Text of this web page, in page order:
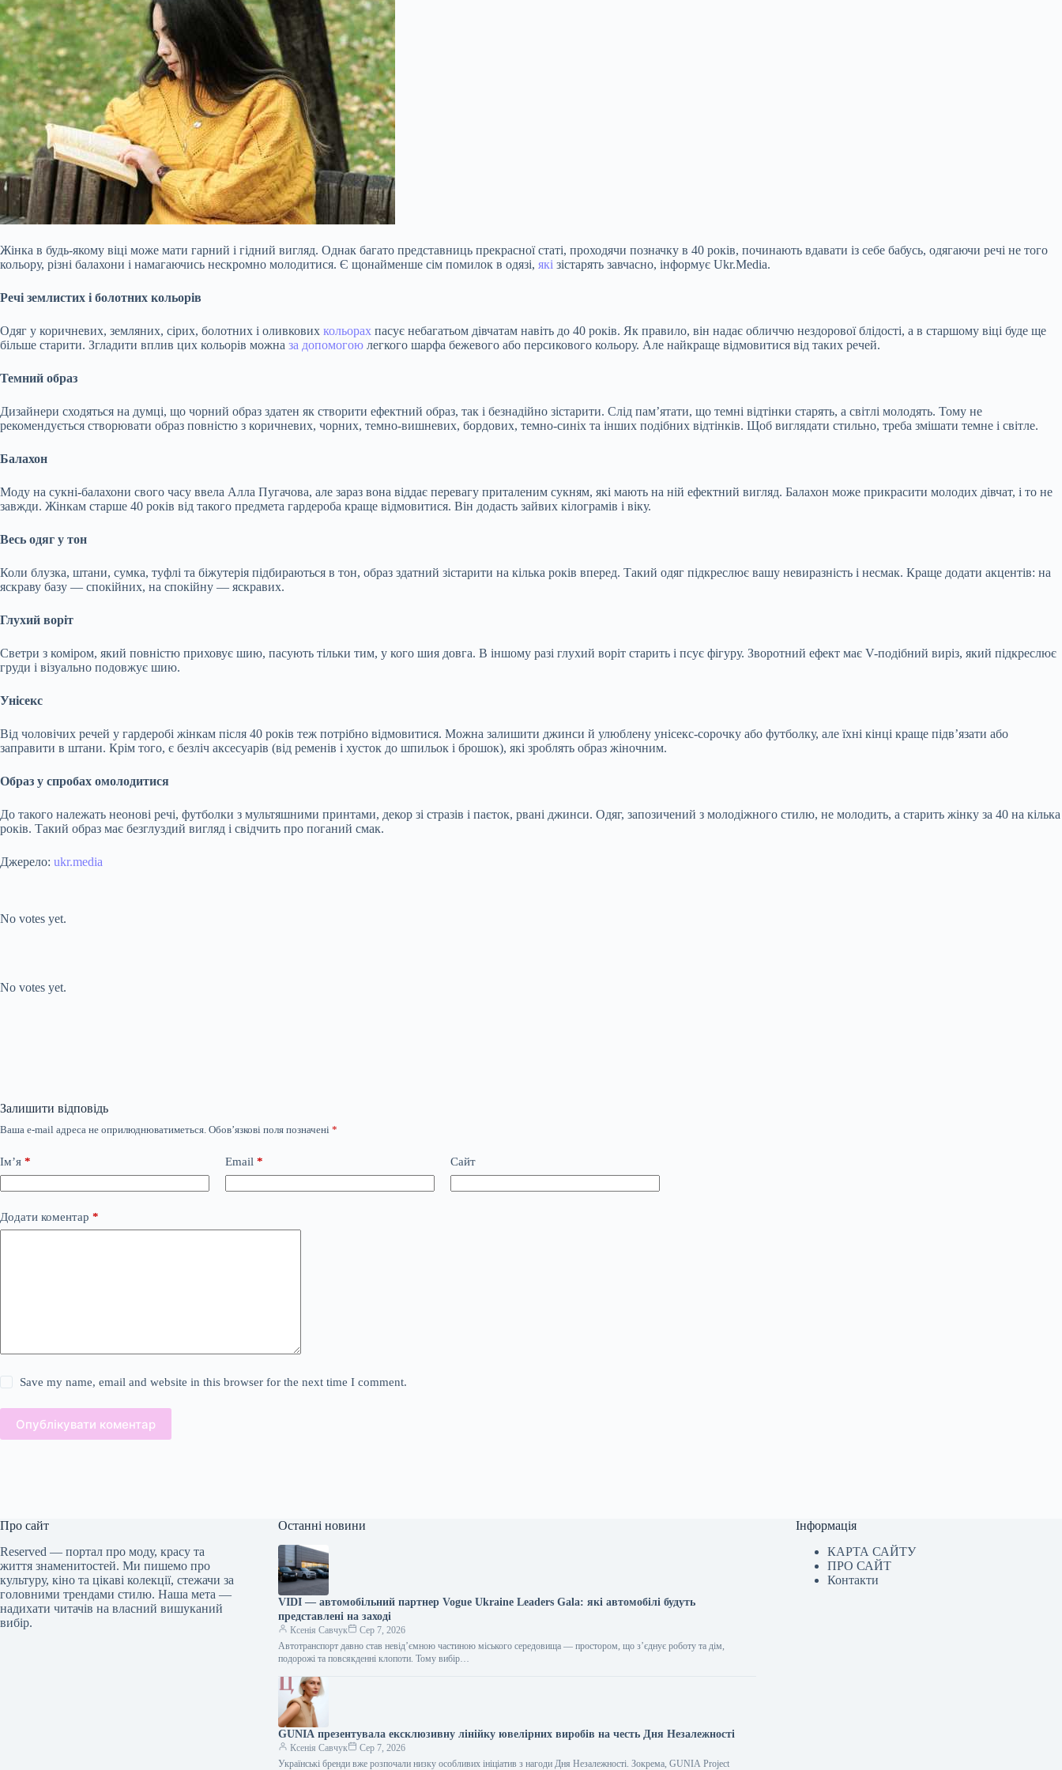
Жінка в будь-якому віці може мати гарний і гідний вигляд. Однак багато представниць прекрасної статі, проходячи позначку в 40 років, починають вдавати із себе бабусь, одягаючи речі не того
кольору, різні балахони і намагаючись нескромно молодитися. Є щонайменше сім помилок в одязі, які зістарять завчасно, інформує Ukr.Media.
Речі землистих і болотних кольорів
Одяг у коричневих, земляних, сірих, болотних і оливкових кольорах пасує небагатьом дівчатам навіть до 40 років. Як правило, він надає обличчю нездорової блідості, а в старшому віці буде ще
більше старити. Згладити вплив цих кольорів можна за допомогою легкого шарфа бежевого або персикового кольору. Але найкраще відмовитися від таких речей.
Темний образ
Дизайнери сходяться на думці, що чорний образ здатен як створити ефектний образ, так і безнадійно зістарити. Слід пам’ятати, що темні відтінки старять, а світлі молодять. Тому не
рекомендується створювати образ повністю з коричневих, чорних, темно-вишневих, бордових, темно-синіх та інших подібних відтінків. Щоб виглядати стильно, треба змішати темне і світле.
Балахон
Моду на сукні-балахони свого часу ввела Алла Пугачова, але зараз вона віддає перевагу приталеним сукням, які мають на ній ефектний вигляд. Балахон може прикрасити молодих дівчат, і то не
завжди. Жінкам старше 40 років від такого предмета гардероба краще відмовитися. Він додасть зайвих кілограмів і віку.
Весь одяг у тон
Коли блузка, штани, сумка, туфлі та біжутерія підбираються в тон, образ здатний зістарити на кілька років вперед. Такий одяг підкреслює вашу невиразність і несмак. Краще додати акцентів: на
яскраву базу — спокійних, на спокійну — яскравих.
Глухий воріт
Светри з коміром, який повністю приховує шию, пасують тільки тим, у кого шия довга. В іншому разі глухий воріт старить і псує фігуру. Зворотний ефект має V-подібний виріз, який підкреслює
груди і візуально подовжує шию.
Унісекс
Від чоловічих речей у гардеробі жінкам після 40 років теж потрібно відмовитися. Можна залишити джинси й улюблену унісекс-сорочку або футболку, але їхні кінці краще підв’язати або
заправити в штани. Крім того, є безліч аксесуарів (від ременів і хусток до шпильок і брошок), які зроблять образ жіночним.
Образ у спробах омолодитися
До такого належать неонові речі, футболки з мультяшними принтами, декор зі стразів і паєток, рвані джинси. Одяг, запозичений з молодіжного стилю, не молодить, а старить жінку за 40 на кілька
років. Такий образ має безглуздий вигляд і свідчить про поганий смак.
Джерело: ukr.media
No votes yet.
No votes yet.
Залишити відповідь
Ваша e-mail адреса не оприлюднюватиметься. Обов’язкові поля позначені *
Ім’я * Email * Сайт
Додати коментар *
Save my name, email and website in this browser for the next time I comment.
Опублікувати коментар
Про сайт
Reserved — портал про моду, красу та
життя знаменитостей. Ми пишемо про
культуру, кіно та цікаві колекції, стежачи за
головними трендами стилю. Наша мета —
надихати читачів на власний вишуканий
вибір.
Останні новини
VIDI — автомобільний партнер Vogue Ukraine Leaders Gala: які автомобілі будуть
представлені на заході
Ксенія Савчук
Сер 7, 2026
Автотранспорт давно став невід’ємною частиною міського середовища — простором, що з’єднує роботу та дім,
подорожі та повсякденні клопоти. Тому вибір…
GUNIA презентувала ексклюзивну лінійку ювелірних виробів на честь Дня Незалежності
Ксенія Савчук
Сер 7, 2026
Українські бренди вже розпочали низку особливих ініціатив з нагоди Дня Незалежності. Зокрема, GUNIA Project
Інформація
КАРТА САЙТУ
ПРО САЙТ
Контакти